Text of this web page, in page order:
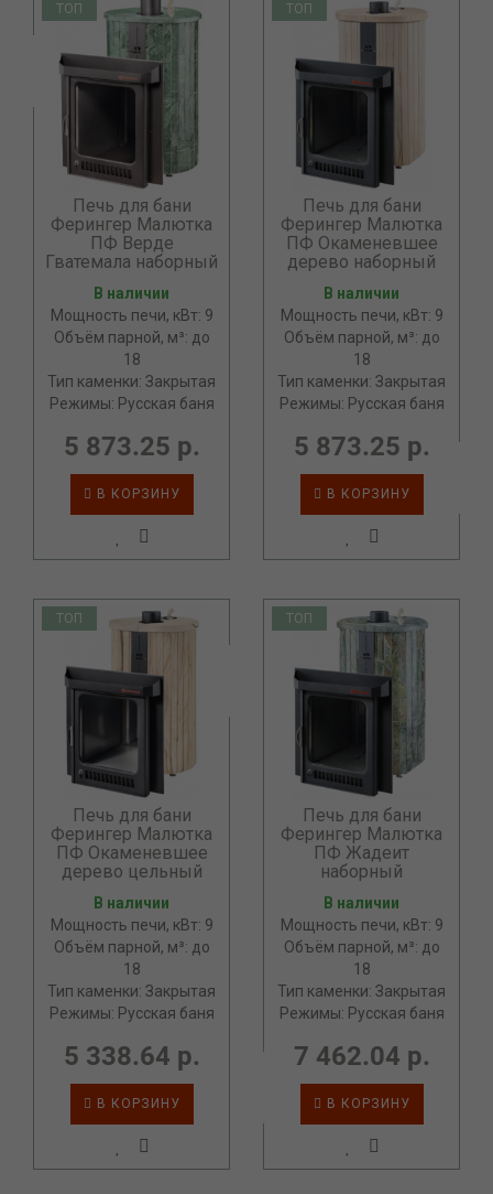
ТОП
Печь для бани
Ферингер Малютка
ПФ Верде
Гватемала наборный
В наличии
Мощность печи, кВт: 9
Объём парной, м³: до
18
Тип каменки: Закрытая
Режимы: Русская баня
5 873.25 р.
В КОРЗИНУ
ТОП
Печь для бани
Ферингер Малютка
ПФ Окаменевшее
дерево наборный
В наличии
Мощность печи, кВт: 9
Объём парной, м³: до
18
Тип каменки: Закрытая
Режимы: Русская баня
5 873.25 р.
В КОРЗИНУ
ТОП
Печь для бани
Ферингер Малютка
ПФ Окаменевшее
дерево цельный
В наличии
Мощность печи, кВт: 9
Объём парной, м³: до
18
Тип каменки: Закрытая
Режимы: Русская баня
5 338.64 р.
В КОРЗИНУ
ТОП
Печь для бани
Ферингер Малютка
ПФ Жадеит
наборный
В наличии
Мощность печи, кВт: 9
Объём парной, м³: до
18
Тип каменки: Закрытая
Режимы: Русская баня
7 462.04 р.
В КОРЗИНУ